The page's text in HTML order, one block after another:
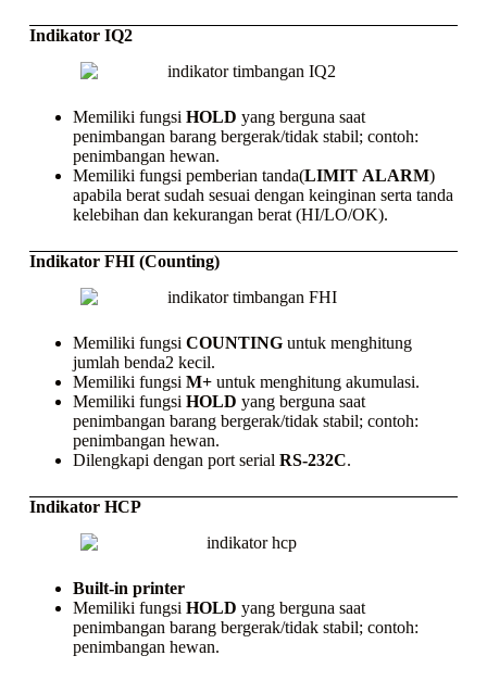
Indikator IQ2
Memiliki fungsi HOLD yang berguna saat
penimbangan barang bergerak/tidak stabil; contoh:
penimbangan hewan.
Memiliki fungsi pemberian tanda(LIMIT ALARM)
apabila berat sudah sesuai dengan keinginan serta tanda
kelebihan dan kekurangan berat (HI/LO/OK).
Indikator FHI (Counting)
Memiliki fungsi COUNTING untuk menghitung
jumlah benda2 kecil.
Memiliki fungsi M+ untuk menghitung akumulasi.
Memiliki fungsi HOLD yang berguna saat
penimbangan barang bergerak/tidak stabil; contoh:
penimbangan hewan.
Dilengkapi dengan port serial RS-232C.
Indikator HCP
Built-in printer
Memiliki fungsi HOLD yang berguna saat
penimbangan barang bergerak/tidak stabil; contoh:
penimbangan hewan.